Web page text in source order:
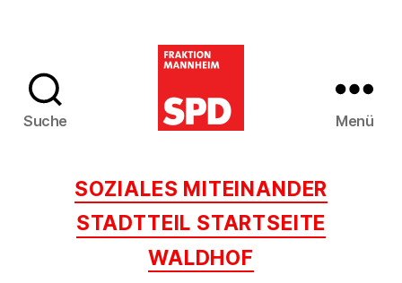
Suche
Mannheim
Menü
Kategorien
SOZIALES MITEINANDER
STADTTEIL STARTSEITE
WALDHOF